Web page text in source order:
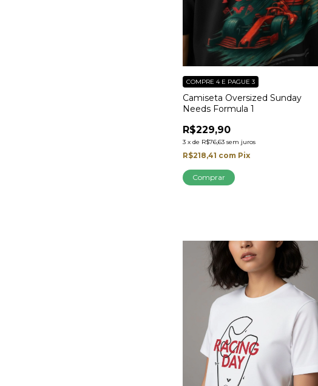
Camiseta Oversized Sunday
Needs Formula 1
R$229,90
3 x de R$76,63 sem juros
COMPRE 4 E PAGUE 3
R$218,41 com Pix
Comprar